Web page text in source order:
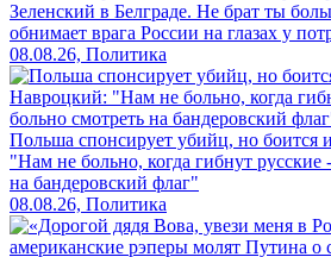
Зеленский в Белграде. Не брат ты
обнимает врага России на глазах у
08.08.26, Политика
Польша спонсирует убийц, но боится
"Нам не больно, когда гибнут русские
на бандеровский флаг"
08.08.26, Политика